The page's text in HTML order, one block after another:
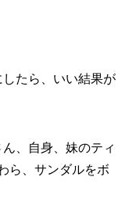
たら、いい結果が
、自身、妹のティ
ら、サンダルをボ